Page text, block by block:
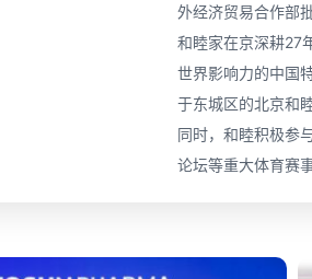
外经济贸易合作部
和睦家在京深耕27
世界影响力的中国
于东城区的北京和
同时，和睦积极参
论坛等重大体育赛